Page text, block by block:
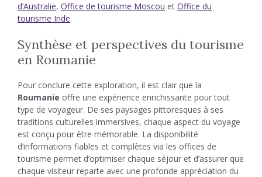
d’Australie, Office de tourisme Moscou et Office du
tourisme Inde.
Synthèse et perspectives du tourisme
en Roumanie
Pour conclure cette exploration, il est clair que la
Roumanie offre une expérience enrichissante pour tout
type de voyageur. De ses paysages pittoresques à ses
traditions culturelles immersives, chaque aspect du voyage
est conçu pour être mémorable. La disponibilité
d’informations fiables et complètes via les offices de
tourisme permet d’optimiser chaque séjour et d’assurer que
chaque visiteur reparte avec une profonde appréciation du